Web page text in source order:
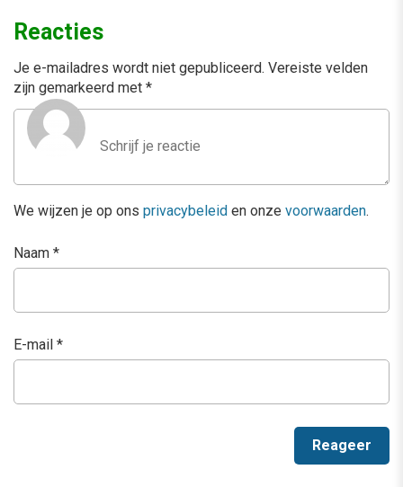
Reacties
Je e-mailadres wordt niet gepubliceerd. Vereiste velden
zijn gemarkeerd met *
We wijzen je op ons privacybeleid en onze voorwaarden.
Naam *
E-mail *